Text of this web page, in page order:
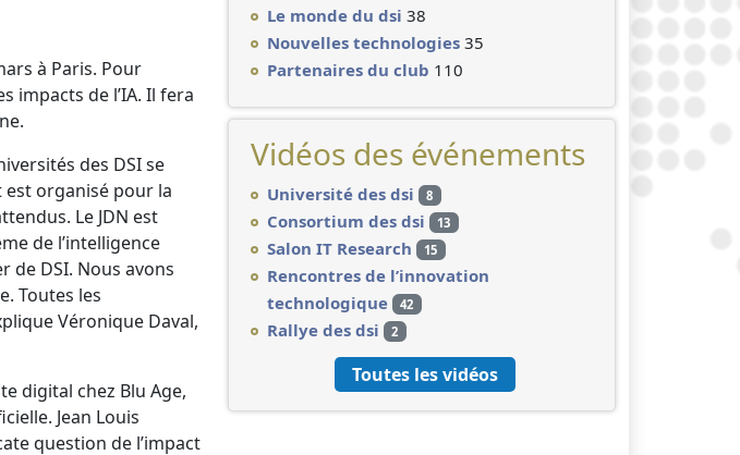
à Paris. Pour
impacts de l’IA. Il fera
des DSI se
est organisé pour la
Le JDN est
de l’intelligence
de DSI. Nous avons
Toutes les
Véronique Daval,
digital chez Blu Age,
Jean Louis
question de l’impact
Le monde du dsi 38
Nouvelles technologies 35
Partenaires du club 110
Vidéos des événements
Université des dsi 8
Consortium des dsi 13
Salon IT Research 15
Rencontres de l’innovation
technologique
42
Rallye des dsi 2
Toutes les vidéos